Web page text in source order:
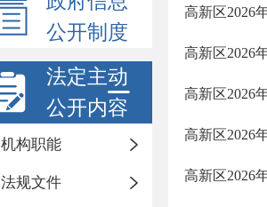
公开制度
法定主动
公开内容
机构职能
法规文件
高新区2026
高新区2026
高新区2026
高新区2026
高新区2026